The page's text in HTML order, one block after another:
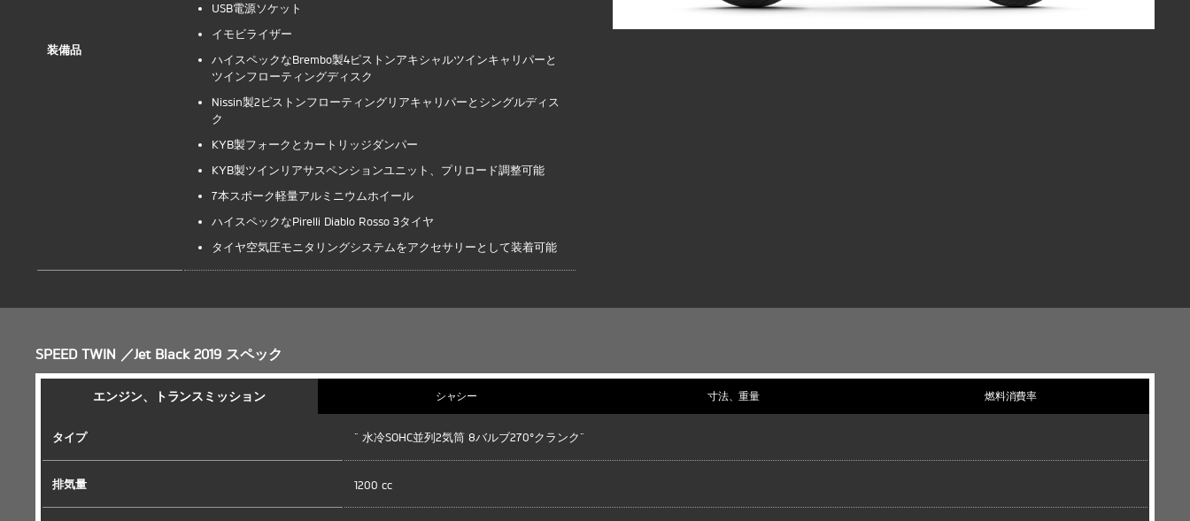
装備品
USB電源ソケット
イモビライザー
ハイスペックなBrembo製4ピストンアキシャルツインキャリパーと
ツインフローティングディスク
Nissin製2ピストンフローティングリアキャリパーとシングルディス
ク
KYB製フォークとカートリッジダンパー
KYB製ツインリアサスペンションユニット、プリロード調整可能
7本スポーク軽量アルミニウムホイール
ハイスペックなPirelli Diablo Rosso 3タイヤ
タイヤ空気圧モニタリングシステムをアクセサリーとして装着可能
SPEED TWIN ／Jet Black 2019 スペック
エンジン、トランスミッション シャシー 寸法、重量 燃料消費率
タイプ " 水冷SOHC並列2気筒 8バルブ270°クランク"
排気量 1200 cc